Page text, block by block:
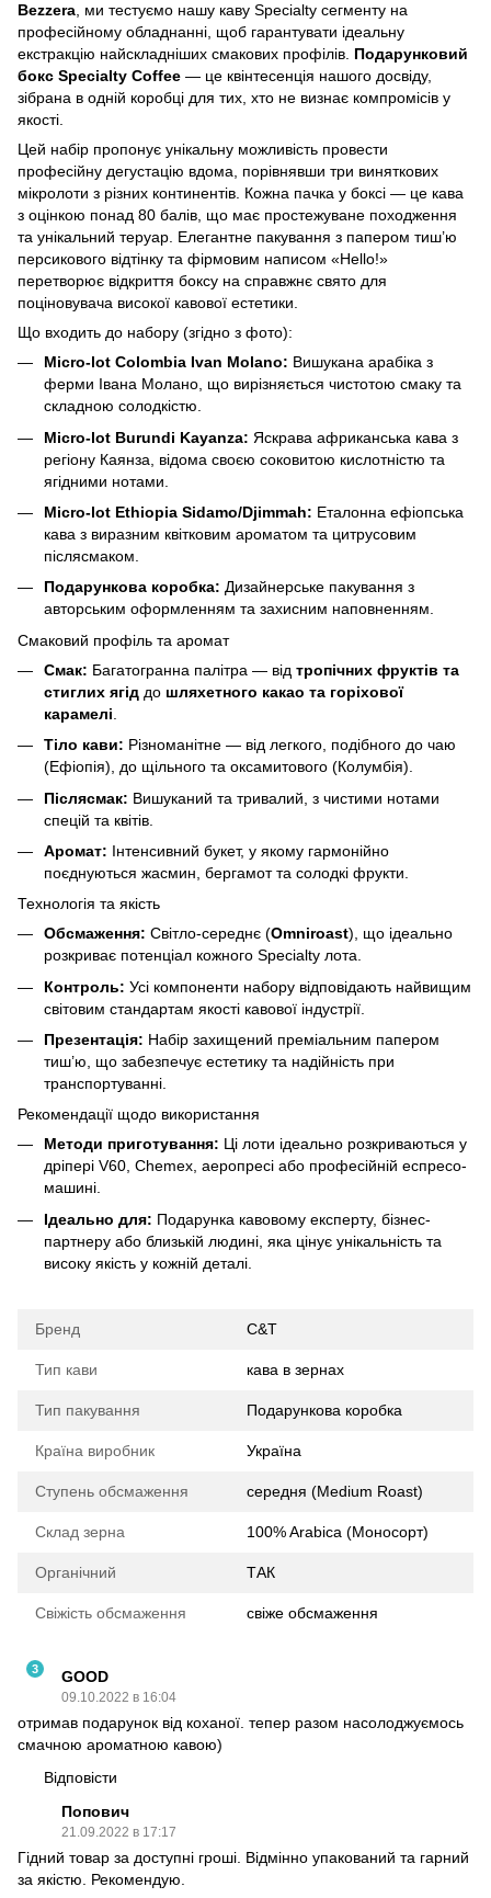
Bezzera , ми тестуємо нашу каву Specialty сегменту на
професійному обладнанні, щоб гарантувати ідеальну
екстракцію найскладніших смакових профілів. Подарунковий
бокс Specialty Coffee — це квінтесенція нашого досвіду,
зібрана в одній коробці для тих, хто не визнає компромісів у
якості.
Цей набір пропонує унікальну можливість провести
професійну дегустацію вдома, порівнявши три виняткових
мікролоти з різних континентів. Кожна пачка у боксі — це кава
з оцінкою понад 80 балів, що має простежуване походження
та унікальний теруар. Елегантне пакування з папером тиш’ю
персикового відтінку та фірмовим написом «Hello!»
перетворює відкриття боксу на справжнє свято для
поціновувача високої кавової естетики.
Що входить до набору (згідно з фото):
Micro-lot Colombia Ivan Molano: Вишукана арабіка з
ферми Івана Молано, що вирізняється чистотою смаку та
складною солодкістю.
Micro-lot Burundi Kayanza: Яскрава африканська кава з
регіону Каянза, відома своєю соковитою кислотністю та
ягідними нотами.
Micro-lot Ethiopia Sidamo/Djimmah: Еталонна ефіопська
кава з виразним квітковим ароматом та цитрусовим
післясмаком.
Подарункова коробка: Дизайнерське пакування з
авторським оформленням та захисним наповненням.
Смаковий профіль та аромат
Смак: Багатогранна палітра — від тропічних фруктів та
стиглих ягід до шляхетного какао та горіхової
карамелі
Тіло кави: Різноманітне — від легкого, подібного до чаю
(Ефіопія), до щільного та оксамитового (Колумбія).
Післясмак: Вишуканий та тривалий, з чистими нотами
спецій та квітів.
Аромат: Інтенсивний букет, у якому гармонійно
поєднуються жасмин, бергамот та солодкі фрукти.
Технологія та якість
Обсмаження: Світло-середнє (Omniroast), що ідеально
розкриває потенціал кожного Specialty лота.
Контроль: Усі компоненти набору відповідають найвищим
світовим стандартам якості кавової індустрії.
Презентація: Набір захищений преміальним папером
тиш’ю, що забезпечує естетику та надійність при
транспортуванні.
Рекомендації щодо використання
Методи приготування: Ці лоти ідеально розкриваються у
дріпері V60, Chemex, аеропресі або професійній еспресо-
машині.
Ідеально для: Подарунка кавовому експерту, бізнес-
партнеру або близькій людині, яка цінує унікальність та
високу якість у кожній деталі.
Бренд C&T
Тип кави кава в зернах
Тип пакування Подарункова коробка
Країна виробник Україна
Ступень обсмаження середня (Medium Roast)
Склад зерна 100% Arabica (Моносорт)
Органічний ТАК
Свіжість обсмаження свіже обсмаження
3 GOOD
09.10.2022 в 16:04
отримав подарунок від коханої. тепер разом насолоджуємось
смачною ароматною кавою)
Відповісти
Попович
21.09.2022 в 17:17
Гідний товар за доступні гроші. Відмінно упакований та гарний
за якістю. Рекомендую.